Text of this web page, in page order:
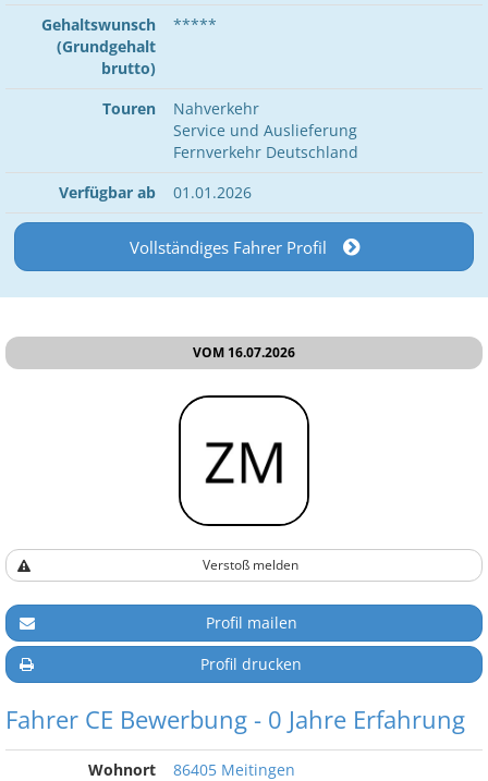
Gehaltswunsch
(Grundgehalt
brutto)
*****
Touren
Nahverkehr
Service und Auslieferung
Fernverkehr Deutschland
Verfügbar ab
01.01.2026
Vollständiges Fahrer Profil
VOM 16.07.2026
Verstoß melden
Profil mailen
Profil drucken
Fahrer CE Bewerbung - 0 Jahre Erfahrung
Wohnort
86405 Meitingen